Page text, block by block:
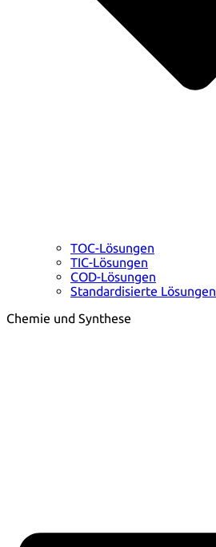
TOC-Lösungen
TIC-Lösungen
COD-Lösungen
Standardisierte Lösungen
Chemie und Synthese